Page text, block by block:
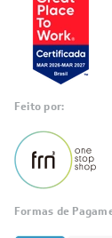
Feito por:
Formas de